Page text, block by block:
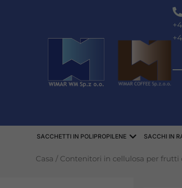
SACCHETTI IN POLIPROPILENE Aprire WORKI
SACCHI IN
Casa / Contenitori in cellulosa per frutti